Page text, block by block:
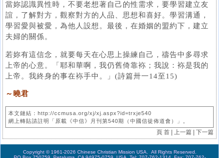
當妳認識異性時，不要老想著自己的性需求，要學習建立友
誼，了解對方，觀察對方的人品、思想和喜好。學習溝通，
學習愛與被愛，為他人設想。最後，在婚姻的盟約下，建立
夫婦的關係。
若妳有這信念，就要每天在心思上操練自己，禱告中多尋求
上帝的心意。「耶和華啊，我仍舊倚靠袮；我說：袮是我的
上帝。我終身的事在袮手中。」(詩篇卅一14至15)
～曉君
本文鏈結：http://ccmusa.org/xj/xj.aspx?id=trxje540
網上轉貼請註明「原載《中信》月刊第540期（中國信徒佈道會）」。
頁 首 |上一篇 |下一篇
Copyright © 1961-2026 Chinese Christian Mission USA. All Rights Reserved.